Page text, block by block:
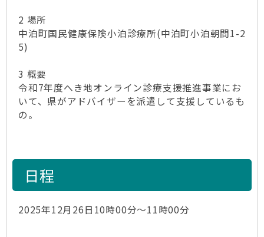
2 場所
中泊町国民健康保険小泊診療所(中泊町小泊朝間1-2
5)
3 概要
令和7年度へき地オンライン診療支援推進事業にお
いて、県がアドバイザーを派遣して支援しているも
の。
日程
2025年12月26日10時00分～11時00分